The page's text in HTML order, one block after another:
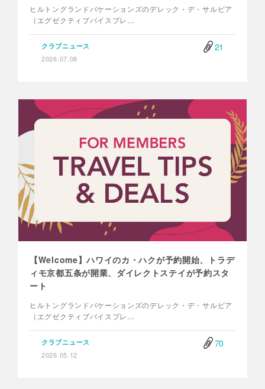
ヒルトングランドバケーションズのデレック・デ・サルビア
（エグゼクティブバイスプレ…
クラブニュース
2026.07.08
21
【Welcome】ハワイのカ・ハクが予約開始、トラデ
ィモ京都五条が開業、ダイレクトステイが予約スタ
ート
ヒルトングランドバケーションズのデレック・デ・サルビア
（エグゼクティブバイスプレ…
クラブニュース
2026.05.12
70